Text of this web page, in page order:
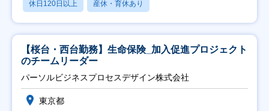
休日120日以上 産休・育休あり
【桜台・西台勤務】生命保険_加入促進プロジェクト
のチームリーダー
パーソルビジネスプロセスデザイン株式会社
東京都